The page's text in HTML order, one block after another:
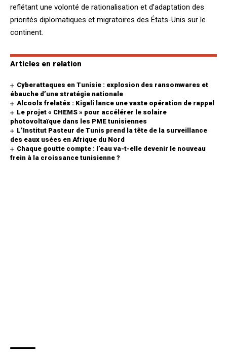
reflétant une volonté de rationalisation et d’adaptation des
priorités diplomatiques et migratoires des États-Unis sur le
continent.
Articles en relation
Cyberattaques en Tunisie : explosion des ransomwares et
ébauche d’une stratégie nationale
Alcools frelatés : Kigali lance une vaste opération de rappel
Le projet « CHEMS » pour accélérer le solaire
photovoltaïque dans les PME tunisiennes
L’Institut Pasteur de Tunis prend la tête de la surveillance
des eaux usées en Afrique du Nord
Chaque goutte compte : l’eau va-t-elle devenir le nouveau
frein à la croissance tunisienne ?